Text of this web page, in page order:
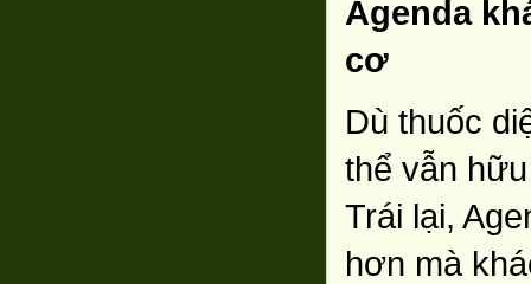
Agenda
cơ
Dù thuốc
thể vẫn
Trái lại,
hơn mà